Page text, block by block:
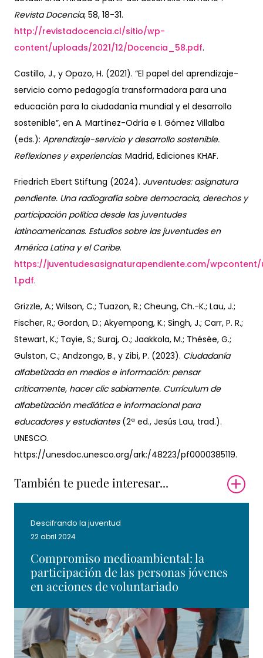
Revista Docencia, 58, 18-31.
http://revistadocencia.cl/sitio/wp-
content/uploads/2021/12/Docencia_58.pdf.
Castillo, J., y Opazo, H. (2021). “El papel del aprendizaje-
servicio como pedagogía transformadora para una
educación para la ciudadanía mundial y el desarrollo
sostenible”, en A. Martínez-Odría e I. Gómez Villalba
(eds.): Aprendizaje-servicio y desarrollo sostenible.
Reflexiones y experiencias. Madrid, Ediciones KHAF.
Friedrich Ebert Stiftung (2024). Juventudes: asignatura
pendiente. Una radiografía sobre democracia, derechos y
participación política desde las juventudes
latinoamericanas. Estudios sobre las juventudes en
América Latina y el Caribe.
https://juventudesasignaturapendiente.com/
1.pdf.
Grizzle, A.; Wilson, C.; Tuazon, R.; Cheung, Ch.-K.; Lau, J.;
Fischer, R.; Gordon, D.; Akyempong, K.; Singh, J.; Carr, P. R.;
Stewart, K.; Tayie, S.; Suraj, O.; Jaakkola, M.; Thésée, G.;
Gulston, C.; Andzongo, B., y Zibi, P. (2023). Ciudadanía
alfabetizada en medios e información: pensar
críticamente, hacer clic sabiamente. Currículum de
alfabetización mediática e informacional para
educadores y estudiantes(2ª ed., Jesús Lau, trad.).
UNESCO.
https://unesdoc.unesco.org/ark:/48223/pf0000385119.
También te puede interesar...
Descifrando la juventud
22 abril 2024
Compromiso medioambiental: la
participación de las personas jóvenes
en acciones de voluntariado